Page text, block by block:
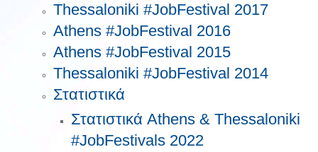
Τhessaloniki #JobFestival 2017
Athens #JobFestival 2016
Athens #JobFestival 2015
Thessaloniki #JobFestival 2014
Στατιστικά
Στατιστικά Athens & Thessaloniki
#JobFestivals 2022